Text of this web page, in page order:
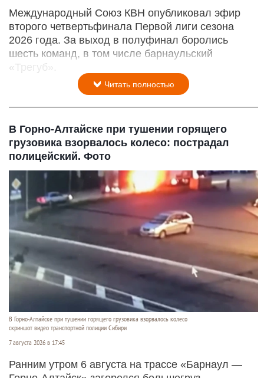
Международный Союз КВН опубликовал эфир
второго четвертьфинала Первой лиги сезона
2026 года. За выход в полуфинал боролись
шесть команд, в том числе барнаульский
«Трегуб».
Читать полностью
В Горно-Алтайске при тушении горящего
грузовика взорвалось колесо: пострадал
полицейский. Фото
В Горно-Алтайске при тушении горящего грузовика взорвалось колесо
скриншот видео транспортной полиции Сибири
7 августа 2026 в 17:45
Ранним утром 6 августа на трассе «Барнаул —